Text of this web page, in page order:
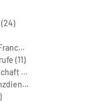
Freiberufler / Selbständigkeit / Franchise (13)
(11)
Einkauf / Logistik / Materialwirtschaft (11)
Banken / Versicherungen / Finanzdienstleister (8)